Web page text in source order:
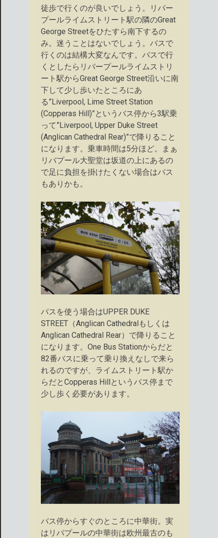
徒歩で行くのが良いでしょう。リバー
プールライムストリート駅の隣のGreat
George Streetをひたすら南下するの
み。迷うことはないでしょう。バスで
行くのは結構大変なんです。バスで行
くとしたらリバープールライムストリ
ート駅からGreat George Street沿いに南
下して少し歩いたところにあ
る”Liverpool, Lime Street Station
(Copperas Hill)”というバス停から3駅乗
って”Liverpool, Upper Duke Street
(Anglican Cathedral Rear)”で降りること
になります。乗車時間は5分ほど。まぁ
リバプール大聖堂は坂道の上にあるの
で足に負担を掛けたくない場合はバス
もありかも。
バスを使う場合はUPPER DUKE
STREET（Anglican Cathedralもしくは
Anglican Cathedral Rear）で降りること
になります。One Bus Stationからだと
82番バスに乗って乗り換えなしで来ら
れるのですが、ライムストリート駅か
らだとCopperas Hillというバス停まで
少し歩く必要があります。
バス停からすぐのところに中華街。実
はリバプールの中華街は欧州最古のも